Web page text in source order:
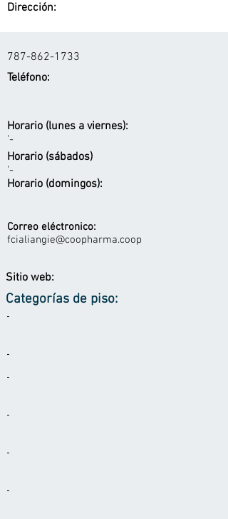
Dirección:
787-862-1733
Teléfono:
Horario (lunes a viernes):
'-
Horario (sábados)
'-
Horario (domingos):
Correo eléctronico:
fcialiangie@coopharma.coop
Sitio web:
Categorías de piso:
-
-
-
-
-
-